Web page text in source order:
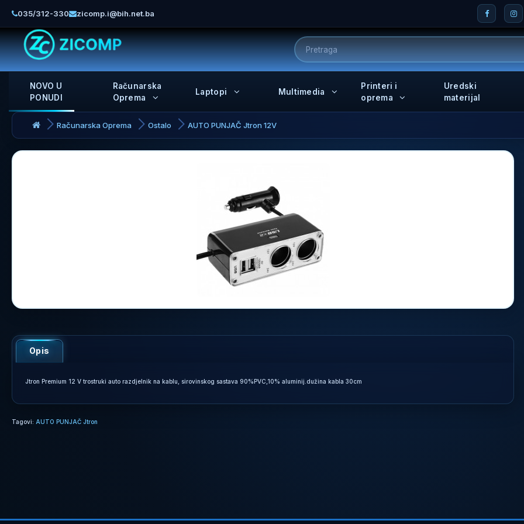
035/312-330 zicomp.i@bih.net.ba
NOVO U
PONUDI
Računarska
Oprema
Laptopi Multimedia
Printeri i
oprema
Uredski
materijal
Računarska Oprema Ostalo AUTO PUNJAČ Jtron 12V
Opis
Jtron Premium 12 V trostruki auto razdjelnik na kablu, sirovinskog sastava 90%PVC,10% aluminij.dužina kabla 30cm
Tagovi: AUTO PUNJAČ Jtron